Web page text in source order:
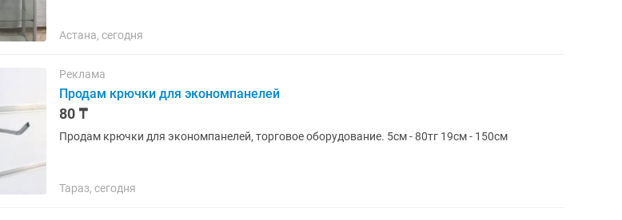
Астана, сегодня
Реклама
Продам крючки для экономпанелей
80 ₸
Продам крючки для экономпанелей, торговое оборудование. 5см - 80тг 19см - 150см
Тараз, сегодня